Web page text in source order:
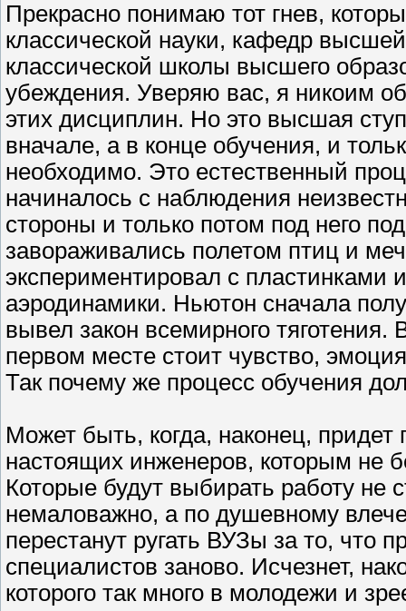
Прекрасно понимаю тот гнев,
классической науки, кафедр
классической школы высшего
убеждения. Уверяю вас, я никоим
этих дисциплин. Но это высшая
вначале, а в конце обучения, и
необходимо. Это естественный
начиналось с наблюдения
стороны и только потом под него
завораживались полетом птиц и
экспериментировал с
аэродинамики. Ньютон сначала
вывел закон всемирного
первом месте стоит чувство,
Так почему же процесс обучения
Может быть, когда, наконец,
настоящих инженеров, которым не
Которые будут выбирать работу не
немаловажно, а по душевному
перестанут ругать ВУЗы за то, что
специалистов заново. Исчезнет,
которого так много в молодежи и